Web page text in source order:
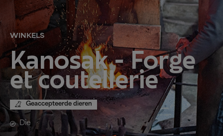
WINKELS
Kanosak - Forge
et coutellerie
Geaccepteerde dieren
Die